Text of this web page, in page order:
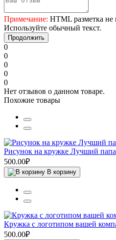
Примечание: HTML разметка не
Используйте обычный текст.
Продолжить
0
0
0
0
0
Нет отзывов о данном товаре.
Похожие товары
Рисунок на кружке Лучший папа
500.00₽
В корзину
Кружка с логотипом вашей
500.00₽